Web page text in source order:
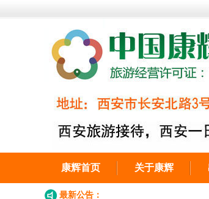
康辉首页 关于康辉
最新公告：